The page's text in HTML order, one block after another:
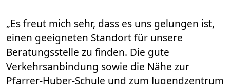
„Es freut mich sehr, dass es uns gelungen ist,
einen geeigneten Standort für unsere
Beratungsstelle zu finden. Die gute
Verkehrsanbindung sowie die Nähe zur
Pfarrer-Huber-Schule und zum Jugendzentrum